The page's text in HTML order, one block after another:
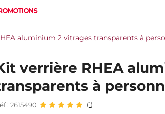
aluminium 2 vitrages transparents à
verrière RHEA
à
: 2615490 (1)